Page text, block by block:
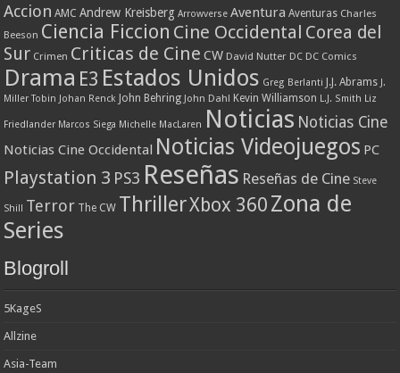
Accion AMC Andrew Kreisberg Arrowverse Aventura Aventuras Charles
Beeson Ciencia Ficcion Cine Occidental Corea del
Sur Crimen Criticas de Cine CW David Nutter DC DC Comics
Drama E3 Estados Unidos Greg Berlanti J.J. Abrams J.
Miller Tobin Johan Renck John Behring John Dahl Kevin Williamson L.J. Smith Liz
Friedlander Marcos Siega Michelle MacLaren Noticias Noticias Cine
Noticias Cine Occidental Noticias Videojuegos PC
Playstation 3 PS3 Reseñas Reseñas de Cine Steve
Shill Terror The CW ThrillerXbox 360 Zona de
Series
Blogroll
5KageS
Allzine
Asia-Team